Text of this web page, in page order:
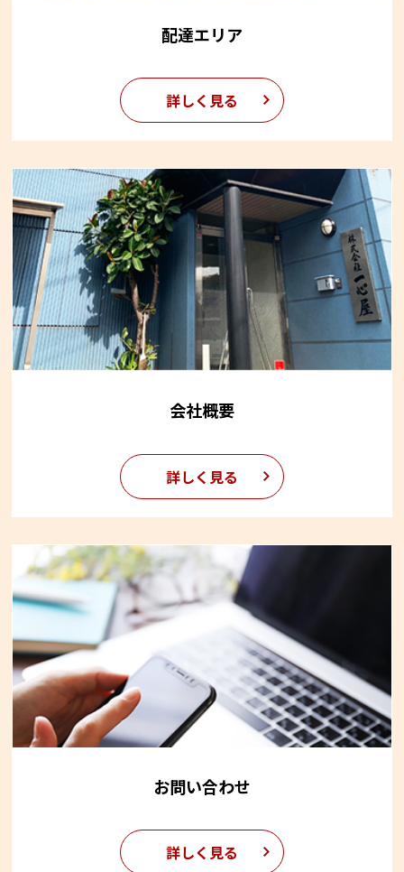
配達エリア
詳しく見る
会社概要
詳しく見る
お問い合わせ
詳しく見る